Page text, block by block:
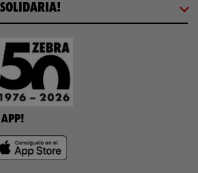
APP!